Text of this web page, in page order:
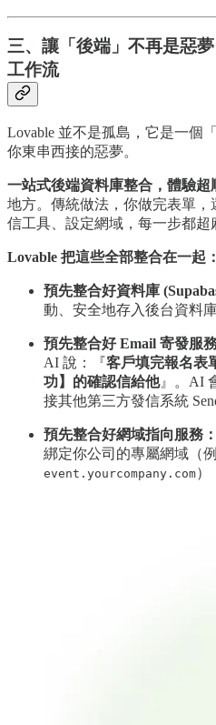
三、讓「後端」不再是惡
工作流
Lovable 並不是孤島，它是一個
你東串西接的惡夢。
一站式後端資料庫整合，體驗超
地方。傳統做法，你做完表單
信工具、設定網域，每一步都超
Lovable 把這些全部整合在一起：
預先整合好資料庫
動、安全地存入後台資料
預先整合好 Email 寄發服務
AI 說：『客戶填完報名表
功】的確認信給他』。AI
接其他第三方發信系統
預先整合好網域指向服務：
綁定你公司的專屬網域（
event.yourcompany.com）